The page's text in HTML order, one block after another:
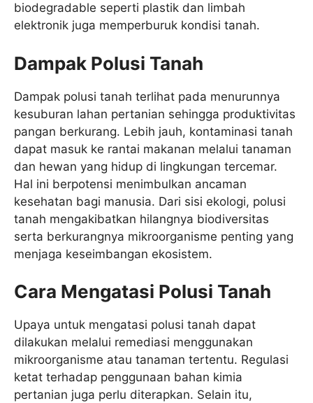
biodegradable seperti plastik dan limbah
elektronik juga memperburuk kondisi tanah.
Dampak Polusi Tanah
Dampak polusi tanah terlihat pada menurunnya
kesuburan lahan pertanian sehingga produktivitas
pangan berkurang. Lebih jauh, kontaminasi tanah
dapat masuk ke rantai makanan melalui tanaman
dan hewan yang hidup di lingkungan tercemar.
Hal ini berpotensi menimbulkan ancaman
kesehatan bagi manusia. Dari sisi ekologi, polusi
tanah mengakibatkan hilangnya biodiversitas
serta berkurangnya mikroorganisme penting yang
menjaga keseimbangan ekosistem.
Cara Mengatasi Polusi Tanah
Upaya untuk mengatasi polusi tanah dapat
dilakukan melalui remediasi menggunakan
mikroorganisme atau tanaman tertentu. Regulasi
ketat terhadap penggunaan bahan kimia
pertanian juga perlu diterapkan. Selain itu,